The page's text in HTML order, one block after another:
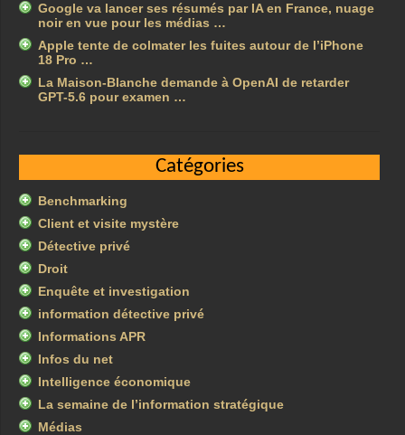
Google va lancer ses résumés par IA en France, nuage
noir en vue pour les médias …
Apple tente de colmater les fuites autour de l’iPhone
18 Pro …
La Maison-Blanche demande à OpenAI de retarder
GPT-5.6 pour examen …
Catégories
Benchmarking
Client et visite mystère
Détective privé
Droit
Enquête et investigation
information détective privé
Informations APR
Infos du net
Intelligence économique
La semaine de l’information stratégique
Médias